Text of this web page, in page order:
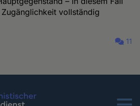
vollständig
11